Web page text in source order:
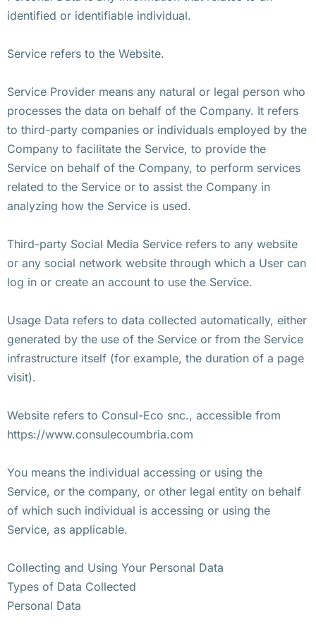
identified or identifiable individual.
Service refers to the Website.
Service Provider means any natural or legal person who
processes the data on behalf of the Company. It refers
to third-party companies or individuals employed by the
Company to facilitate the Service, to provide the
Service on behalf of the Company, to perform services
related to the Service or to assist the Company in
analyzing how the Service is used.
Third-party Social Media Service refers to any website
or any social network website through which a User can
log in or create an account to use the Service.
Usage Data refers to data collected automatically, either
generated by the use of the Service or from the Service
infrastructure itself (for example, the duration of a page
visit).
Website refers to Consul-Eco snc., accessible from
https://www.consulecoumbria.com
You means the individual accessing or using the
Service, or the company, or other legal entity on behalf
of which such individual is accessing or using the
Service, as applicable.
Collecting and Using Your Personal Data
Types of Data Collected
Personal Data